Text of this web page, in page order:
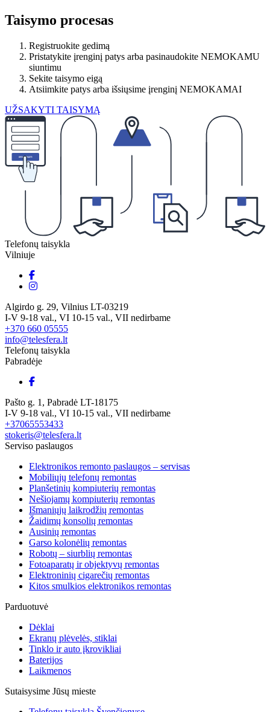
Taisymo procesas
Registruokite gedimą
Pristatykite įrenginį patys arba pasinaudokite NEMOKAMU
siuntimu
Sekite taisymo eigą
Atsiimkite patys arba išsiųsime įrenginį NEMOKAMAI
UŽSAKYTI TAISYMĄ
Telefonų taisykla
Vilniuje
Algirdo g. 29, Vilnius LT-03219
I-V 9-18 val., VI 10-15 val., VII nedirbame
+370 660 05555
info@telesfera.lt
Telefonų taisykla
Pabradėje
Pašto g. 1, Pabradė LT-18175
I-V 9-18 val., VI 10-15 val., VII nedirbame
+37065553433
stokeris@telesfera.lt
Serviso paslaugos
Elektronikos remonto paslaugos – servisas
Mobiliųjų telefonų remontas
Planšetinių kompiuterių remontas
Nešiojamų kompiuterių remontas
Išmaniųjų laikrodžių remontas
Žaidimų konsolių remontas
Ausinių remontas
Garso kolonėlių remontas
Robotų – siurblių remontas
Fotoaparatų ir objektyvų remontas
Elektroninių cigarečių remontas
Kitos smulkios elektronikos remontas
Parduotuvė
Dėklai
Ekranų plėvelės, stiklai
Tinklo ir auto įkrovikliai
Baterijos
Laikmenos
Sutaisysime Jūsų mieste